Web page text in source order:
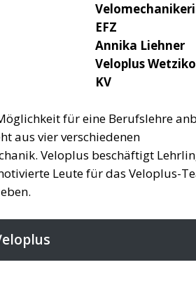
EFZ
Annika Liehner
Veloplus
KV
für eine Berufslehre
aus vier verschiedenen
Veloplus beschäftigt
Leute für das Veloplus-